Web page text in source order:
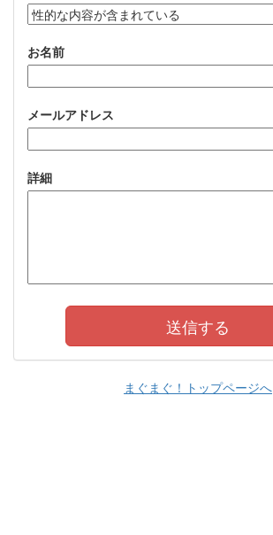
お名前
メールアドレス
詳細
まぐまぐ！トップページへ